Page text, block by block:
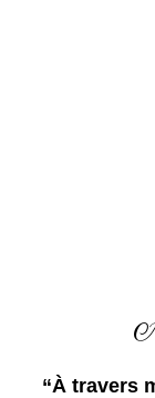
“À travers